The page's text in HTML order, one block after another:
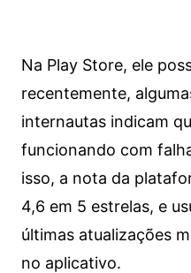
Na Play Store, ele
recentemente,
internautas indicam
funcionando com
isso, a nota da
4,6 em 5 estrelas, e
últimas atualizações
no aplicativo.